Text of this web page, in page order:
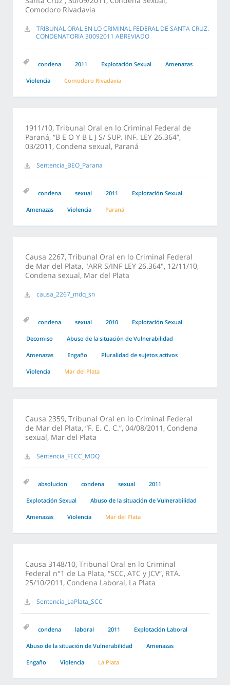
Comodoro Rivadavia
TRIBUNAL ORAL EN LO CRIMINAL FEDERAL DE SANTA CRUZ.
CONDENATORIA 30092011 ABREVIADO
condena 2011 Explotación Sexual Amenazas
Violencia Comodoro Rivadavia
1911/10, Tribunal Oral en lo Criminal Federal de
Paraná, “B E O Y B L J S/ SUP. INF. LEY 26.364”,
03/2011, Condena sexual, Paraná
Sentencia_BEO_Parana
condena sexual 2011 Explotación Sexual
Amenazas Violencia Paraná
Causa 2267, Tribunal Oral en lo Criminal Federal
de Mar del Plata, "ARR S/INF LEY 26.364", 12/11/10,
Condena sexual, Mar del Plata
causa_2267_mdq_sn
condena sexual 2010 Explotación Sexual
Decomiso Abuso de la situación de Vulnerabilidad
Amenazas Engaño Pluralidad de sujetos activos
Violencia Mar del Plata
Causa 2359, Tribunal Oral en lo Criminal Federal
de Mar del Plata, “F. E. C. C.”, 04/08/2011, Condena
sexual, Mar del Plata
Sentencia_FECC_MDQ
absolucion condena sexual 2011
Explotación Sexual Abuso de la situación de Vulnerabilidad
Amenazas Violencia Mar del Plata
Causa 3148/10, Tribunal Oral en lo Criminal
Federal n°1 de La Plata, “SCC, ATC y JCV”, RTA.
25/10/2011, Condena Laboral, La Plata
Sentencia_LaPlata_SCC
condena laboral 2011 Explotación Laboral
Abuso de la situación de Vulnerabilidad Amenazas
Engaño Violencia La Plata